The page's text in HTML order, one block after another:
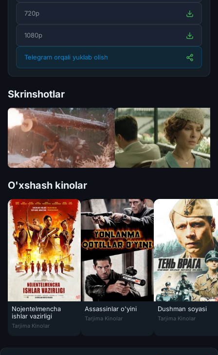
720p
1080p
Telegram orqali yuklab olish
Skrinshotlar
O'xshash kinolar
Nojentelmencha
ishlar vazirligi
Nojentelmencha ishlar vazirligi O'zbek tilida 2024 Uzbekcha tarjima
Tarjima Kinolar
Assassinlar o'yini
Assassinlar o'yini / Yonlanma qotillar o'yini
Tarjima Kinolar
Dushman soyasi
Dushman soyasi
Tarjima Kinolar